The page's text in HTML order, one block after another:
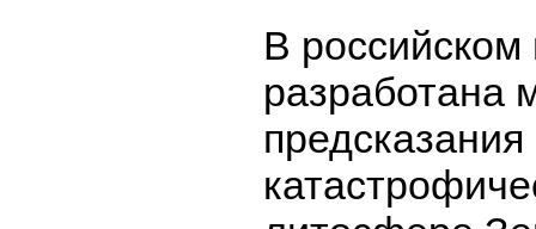
В российском
разработана
предсказания